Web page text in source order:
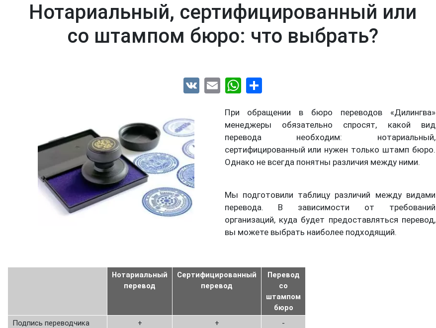
Нотариальный, сертифицированный или
со штампом бюро: что выбрать?
VK Email WhatsApp
При обращении в бюро переводов «Дилингва»
менеджеры обязательно спросят, какой вид
перевода необходим: нотариальный,
сертифицированный или нужен только штамп бюро.
Однако не всегда понятны различия между ними.
Мы подготовили таблицу различий между видами
перевода. В зависимости от требований
организаций, куда будет предоставляться перевод,
вы можете выбрать наиболее подходящий.
Нотариальный
перевод
Сертифицированный
перевод
Перевод
со
штампом
бюро
Подпись переводчика
+ +
-